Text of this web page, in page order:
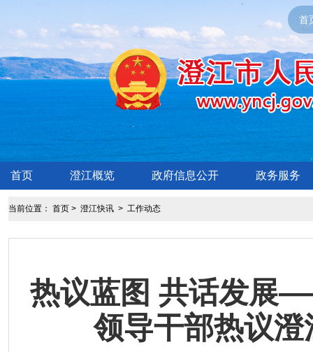
首
首页 澄江概览 政府信息公开 政务服务
当前位置： 首页> 澄江快讯 > 工作动态
热议蓝图 共话发展
领导干部热议